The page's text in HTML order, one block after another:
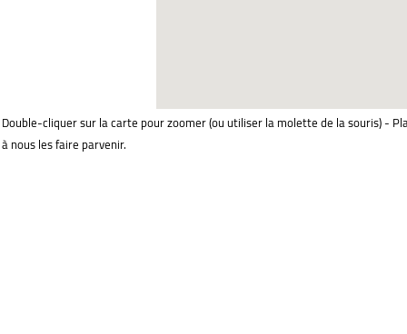
Double-cliquer sur la carte pour zoomer (ou utiliser la molette de la souris) -
à nous les faire parvenir.